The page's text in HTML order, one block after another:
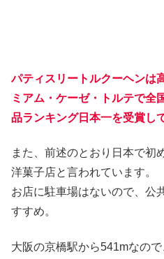
パティスリートルクーヘンは
ミアム・ケーゼ・トルテで全
品ランキング日本一を受賞し
また、前述のとおり日本で初
洋菓子店と言われています。
お店に駐車場はないので、公
すすめ。
大阪の京橋駅から541mなので